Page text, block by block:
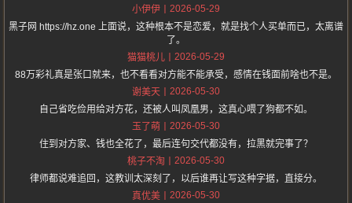
小伊伊
2026-05-29
黑子网 https://hz.one 上面说，这种根本不是恋爱，就是找个人买单而已，太离谱
了。
猫猫桃儿
2026-05-29
88万彩礼真是张口就来，也不看看对方能不能承受，感情在钱面前啥也不是。
谢美天
2026-05-30
自己省吃俭用给对方花，还被人叫凤凰男，这真心喂了狗都不如。
玉了萌
2026-05-30
住到对方家、钱也全花了，最后连句交代都没有，拉黑就完事了？
桃子不淘
2026-05-30
律师都说难追回，这教训太深刻了，以后谁再让写这种字据，直接分。
真优美
2026-05-30